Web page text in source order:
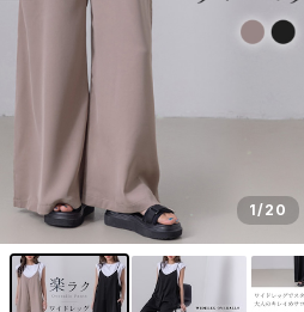
1/20